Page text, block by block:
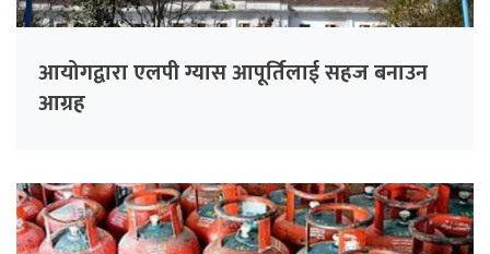
आयोगद्वारा एलपी ग्यास आपूर्तिलाई सहज बनाउन
आग्रह